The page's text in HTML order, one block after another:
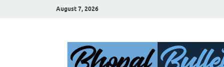
August 7, 2026